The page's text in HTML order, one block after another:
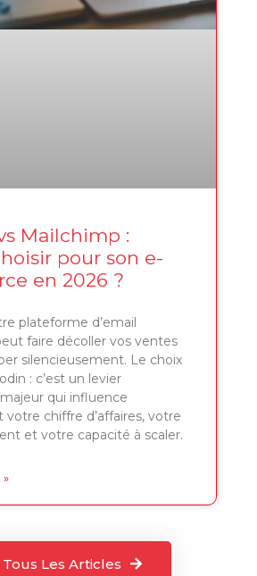
Mailchimp :
pour son e-
en 2026 ?
plateforme d’email
faire décoller vos ventes
silencieusement. Le choix
: c’est un levier
qui influence
chiffre d’affaires, votre
et votre capacité à scaler.
»
Tous Les Articles